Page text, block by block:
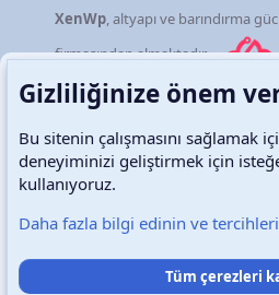
XenWp, altyapı ve barındırma
firmasından almaktadır.
Türkçe (TR) Çerezler
Destek talepleri Bize ulaşın
Gizlilik politikası Yardım Ana
Gizliliğinize önem
Bu sitenin çalışmasını sağlamak
deneyiminizi geliştirmek için
kullanıyoruz.
Daha fazla bilgi edinin ve
Tüm çerezleri